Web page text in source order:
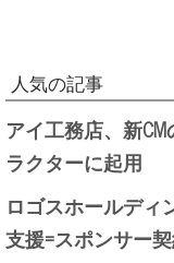
人気の記事
アイ工務店、新
ラクターに起用
ロゴスホールディ
支援=スポンサー